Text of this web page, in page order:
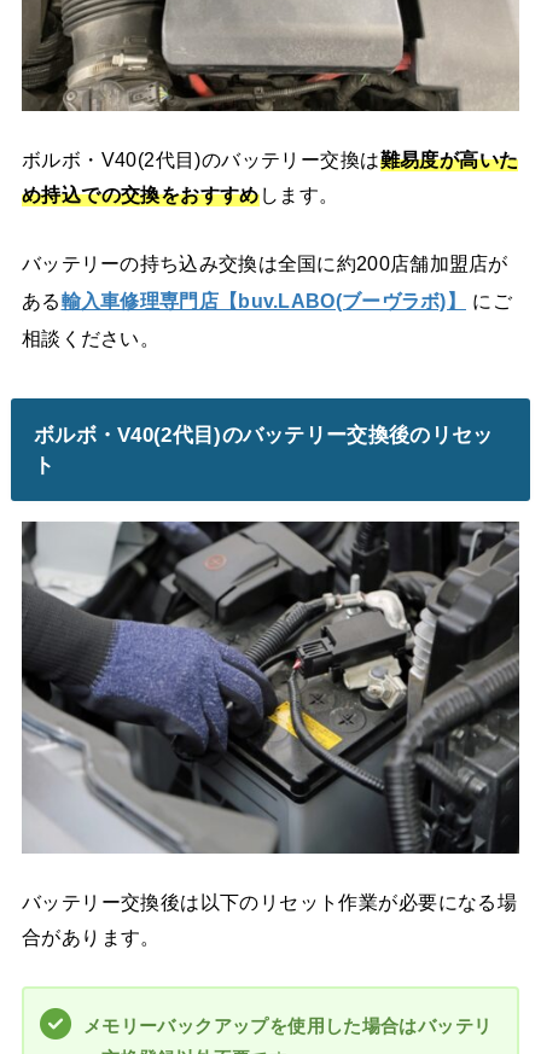
ボルボ・V40(2代目)のバッテリー交換は難易度が高いた
め持込での交換をおすすめします。
バッテリーの持ち込み交換は全国に約200店舗加盟店が
ある輸入車修理専門店【buv.LABO(ブーヴラボ)】
にご
相談ください。
ボルボ・V40(2代目)のバッテリー交換後のリセッ
ト
バッテリー交換後は以下のリセット作業が必要になる場
合があります。
メモリーバックアップを使用した場合はバッテリ